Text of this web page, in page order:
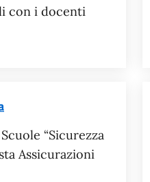
con i docenti
“Sicurezza
Assicurazioni